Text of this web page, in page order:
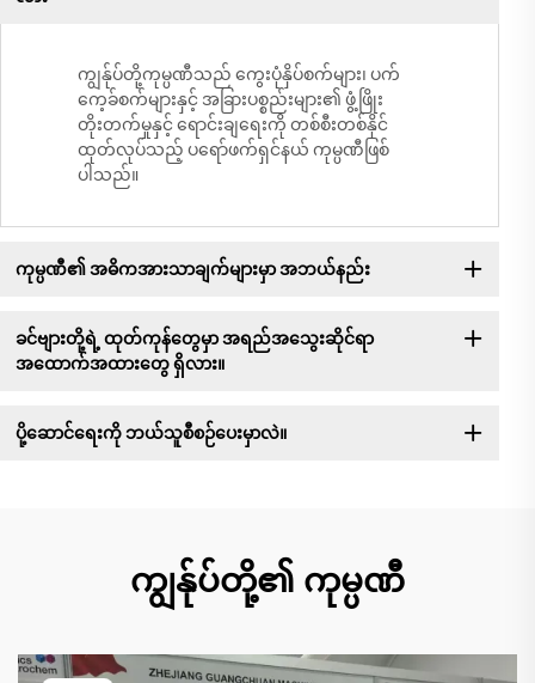
ကျွန်ုပ်တို့ကုမ္ပဏီသည် ကွေးပုံနှိပ်စက်များ၊ ပက်
ကေ့ခ်စက်များနှင့် အခြားပစ္စည်းများ၏ ဖွံ့ဖြိုး
တိုးတက်မှုနှင့် ရောင်းချရေးကို တစ်စီးတစ်နိုင်
ထုတ်လုပ်သည့် ပရော်ဖက်ရှင်နယ် ကုမ္ပဏီဖြစ်
ပါသည်။
ကုမ္ပဏီ၏ အဓိကအားသာချက်များမှာ အဘယ်နည်း
ခင်ဗျားတို့ရဲ့ ထုတ်ကုန်တွေမှာ အရည်အသွေးဆိုင်ရာ
အထောက်အထားတွေ ရှိလား။
ပို့ဆောင်ရေးကို ဘယ်သူစီစဉ်ပေးမှာလဲ။
ကျွန်ုပ်တို့၏ ကုမ္ပဏီ